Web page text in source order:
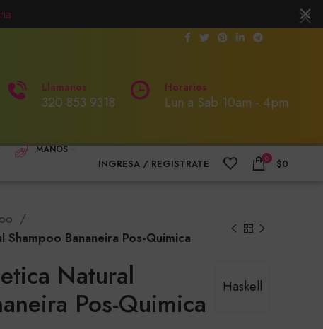
Llamanos
320 853 9318
Horarios
Lun a Sab 10am - 4pm
MANOS
INGRESA / REGISTRATE 0 $0
Bananeira Pos-Quimica
Haskell
Natural
Pos-Quimica